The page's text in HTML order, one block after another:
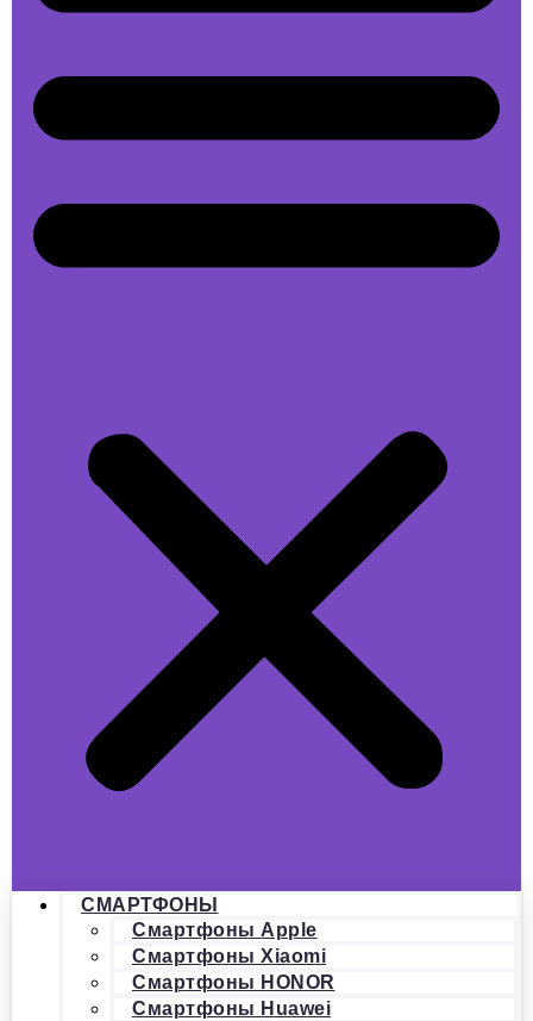
СМАРТФОНЫ
Смартфоны Apple
Смартфоны Xiaomi
Смартфоны HONOR
Смартфоны Huawei